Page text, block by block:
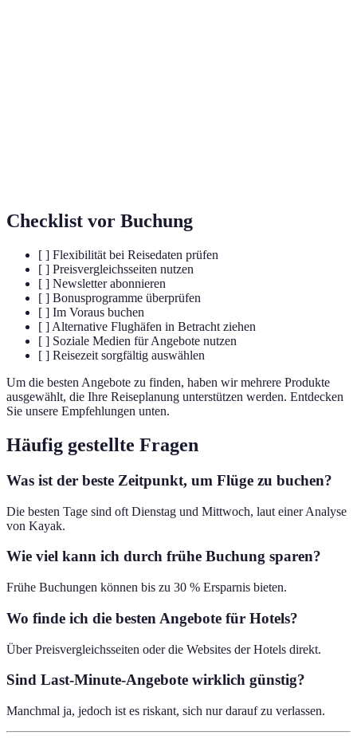
Checklist vor Buchung
[ ] Flexibilität bei Reisedaten prüfen
[ ] Preisvergleichsseiten nutzen
[ ] Newsletter abonnieren
[ ] Bonusprogramme überprüfen
[ ] Im Voraus buchen
[ ] Alternative Flughäfen in Betracht ziehen
[ ] Soziale Medien für Angebote nutzen
[ ] Reisezeit sorgfältig auswählen
Um die besten Angebote zu finden, haben wir mehrere Produkte
ausgewählt, die Ihre Reiseplanung unterstützen werden. Entdecken
Sie unsere Empfehlungen unten.
Häufig gestellte Fragen
Was ist der beste Zeitpunkt, um Flüge zu buchen?
Die besten Tage sind oft Dienstag und Mittwoch, laut einer Analyse
von Kayak.
Wie viel kann ich durch frühe Buchung sparen?
Frühe Buchungen können bis zu 30 % Ersparnis bieten.
Wo finde ich die besten Angebote für Hotels?
Über Preisvergleichsseiten oder die Websites der Hotels direkt.
Sind Last-Minute-Angebote wirklich günstig?
Manchmal ja, jedoch ist es riskant, sich nur darauf zu verlassen.